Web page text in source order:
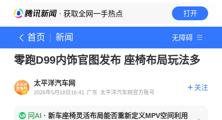
· 获取全网一手热点 打开
首页 新闻 无障碍
零跑D99内饰官图发布 座椅布局玩法多
太平洋汽车网
2026年5月18日16:41 广东 太平洋汽车网官方账号
关注
问AI · 新车座椅灵活布局能否重新定义MPV空间利用